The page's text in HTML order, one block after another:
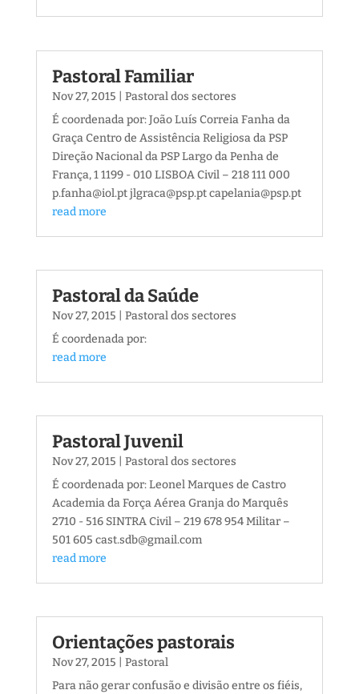
Pastoral Familiar
Nov 27, 2015
Pastoral dos sectores
É coordenada por: João Luís Correia Fanha da
Graça Centro de Assistência Religiosa da PSP
Direção Nacional da PSP Largo da Penha de
França, 1 1199 - 010 LISBOA Civil – 218 111 000
p.fanha@iol.pt jlgraca@psp.pt capelania@psp.pt
read more
Pastoral da Saúde
Nov 27, 2015
Pastoral dos sectores
É coordenada por:
read more
Pastoral Juvenil
Nov 27, 2015
Pastoral dos sectores
É coordenada por: Leonel Marques de Castro
Academia da Força Aérea Granja do Marquês
2710 - 516 SINTRA Civil – 219 678 954 Militar –
501 605 cast.sdb@gmail.com
read more
Orientações pastorais
Nov 27, 2015
Pastoral
Para não gerar confusão e divisão entre os fiéis,